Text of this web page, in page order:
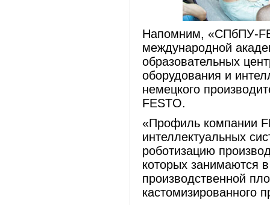
Напомним, «СПбПУ-
международной
образовательных
оборудования и
немецкого
FESTO.
«Профиль компании
интеллектуальных
роботизацию
которых занимаются
производственной
кастомизированного